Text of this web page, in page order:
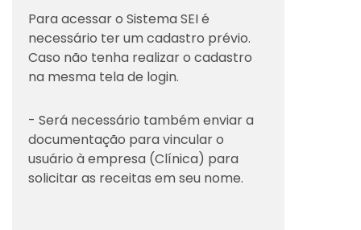
Para acessar o Sistema SEI é
necessário ter um cadastro prévio.
Caso não tenha realizar o cadastro
na mesma tela de login.
- Será necessário também enviar a
documentação para vincular o
usuário à empresa (Clínica) para
solicitar as receitas em seu nome.